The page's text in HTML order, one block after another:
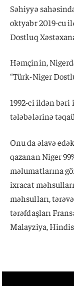
Səhiyyə
oktyabr 2019-cu
Dostluq
Həmçinin,
“Türk-Niger
1992-ci ildən bəri
tələbələrinə
Onu da əlavə
qazanan Niger
məlumatlarına
ixracat
məhsulları,
tərəfdaşları
Malayziya,